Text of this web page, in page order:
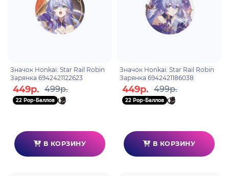
Значок Honkai: Star Rail Robin
Зарянка 6942421122623
449р. 499р.
22 Pop-Баллов
В КОРЗИНУ
Значок Honkai: Star Rail Robin
Зарянка 6942421186038
449р. 499р.
22 Pop-Баллов
В КОРЗИНУ